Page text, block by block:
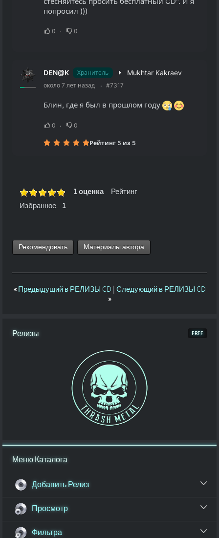
попросил )))
0 0
DEN@K Хранитель Mukhtar Kakraev
около 7 лет назад #7317
Блин, где я был в прошлом году
0 0
Рейтинг 5 из 5
Рейтинг
1 оценка
Избранное: 1
Рекомендовать Материалы автора
«Предыдущий в РЕЛИЗЫ CD
Следующий в РЕЛИЗЫ CD
»
Релизы
Меню Каталога
Добавить Релиз
Просмотр
Фильтра